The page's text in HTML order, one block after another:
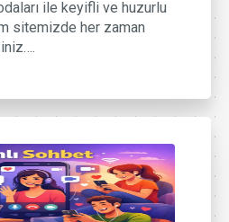
ile keyifli ve huzurlu
sitemizde her zaman